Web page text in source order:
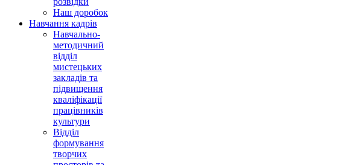
Наш доробок
Навчання кадрів
Навчально-
методичний
відділ
мистецьких
закладів та
підвищення
кваліфікації
працівників
культури
Відділ
формування
творчих